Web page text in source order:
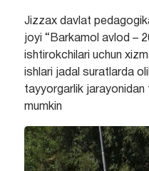
Jizzax davlat
joyi “Barkamol avlod –
ishtirokchilari uchun
ishlari jadal suratlarda
tayyorgarlik jarayonidan
mumkin